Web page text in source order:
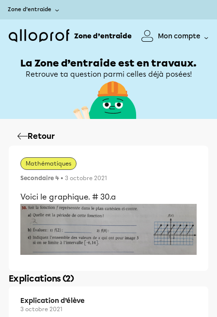
Zone d’entraide
Zone d’entraide Mon compte
La Zone d’entraide est en travaux.
Retrouve ta question parmi celles déjà posées!
Retour
Mathématiques
Secondaire 4 • 3 octobre 2021
Voici le graphique. # 30.a
Explications (2)
Explication d’élève
3 octobre 2021